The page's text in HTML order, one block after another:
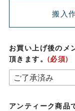
搬入
お買い上げ後のメ
頂きます。 (必須)
アンティーク商品